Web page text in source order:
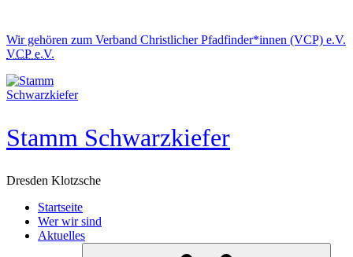
content
Wir gehören zum Verband Christlicher Pfadfinder*innen (VCP) e.V.
VCP e.V.
Stamm Schwarzkiefer
Dresden Klotzsche
Startseite
Wer wir sind
Aktuelles